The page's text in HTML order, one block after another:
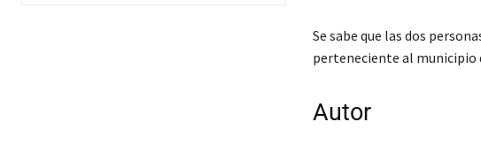
Se sabe que las dos
perteneciente al municipio
Autor